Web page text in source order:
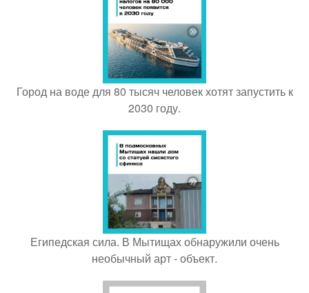
Город на воде для 80 тысяч человек хотят запустить к
2030 году.
Египедская сила. В Мытищах обнаружили очень
необычный арт - объект.